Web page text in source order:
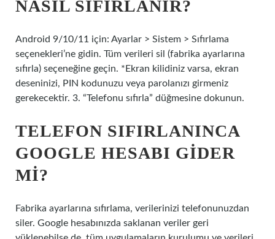
NASIL SIFIRLANIR?
Android 9/10/11 için: Ayarlar > Sistem > Sıfırlama
seçenekleri’ne gidin. Tüm verileri sil (fabrika ayarlarına
sıfırla) seçeneğine geçin. *Ekran kilidiniz varsa, ekran
deseninizi, PIN kodunuzu veya parolanızı girmeniz
gerekecektir. 3. “Telefonu sıfırla” düğmesine dokunun.
TELEFON SIFIRLANINCA
GOOGLE HESABI GIDER
MI?
Fabrika ayarlarına sıfırlama, verilerinizi telefonunuzdan
siler. Google hesabınızda saklanan veriler geri